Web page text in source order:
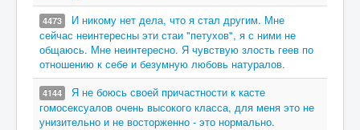
4473
И никому нет дела, что я стал другим. Мне
сейчас неинтересны эти стаи "петухов", я с ними не
общаюсь. Мне неинтересно. Я чувствую злость геев по
отношению к себе и безумную любовь натуралов.
4144
Я не боюсь своей причастности к касте
гомосексуалов очень высокого класса, для меня это не
унизительно и не восторженно - это нормально.